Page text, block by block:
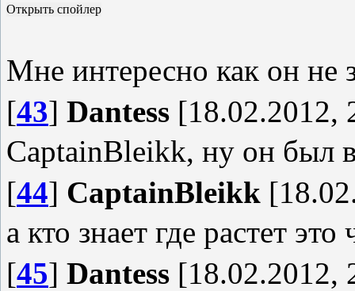
Мне интересно как он не
[43] Dantess [18.02.2012,
CaptainBleikk, ну он был
[44] CaptainBleikk
а кто знает где растет
[45] Dantess [18.02.2012,